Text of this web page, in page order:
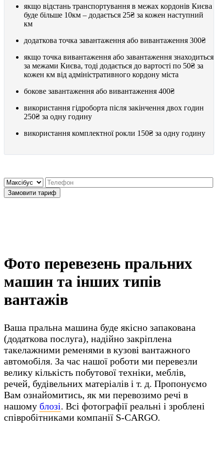
якщо відстань транспортування в межах кордонів Києва
буде більше 10км – додається 25₴ за кожен наступний
км
додаткова точка завантаження або вивантаження 300₴
якщо точка вивантаження або завантаження знаходиться
за межами Києва, тоді додається до вартості по 50₴ за
кожен км від адміністративного кордону міста
бокове завантаження або вивантаження 400₴
використання гідроборта після закінчення двох годин
250₴ за одну годину
використання комплектної рокли 150₴ за одну годину
Фото перевезень пральних
машин та інших типів
вантажів
Ваша пральна машина буде якісно запакована
(додаткова послуга), надійно закріплена
такелажними ременями в кузові вантажного
автомобіля. За час нашої роботи ми перевезли
велику кількість побутової техніки, меблів,
речей, будівельних матеріалів і т. д. Пропонуємо
Вам ознайомитись, як ми перевозимо речі в
нашому блозі. Всі фотографії реальні і зроблені
співробітниками компанії S-CARGO.